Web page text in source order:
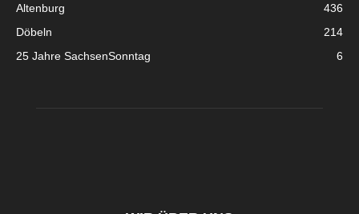
Altenburg
436
Döbeln
214
25 Jahre SachsenSonntag
6